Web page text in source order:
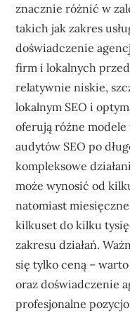
znacznie różnić w
takich jak zakres
doświadczenie
firm i lokalnych
relatywnie niskie,
lokalnym SEO i
oferują różne modele
audytów SEO po
kompleksowe
może wynosić od
natomiast miesięczne
kilkuset do kilku
zakresu działań.
się tylko ceną –
oraz doświadczenie
profesjonalne